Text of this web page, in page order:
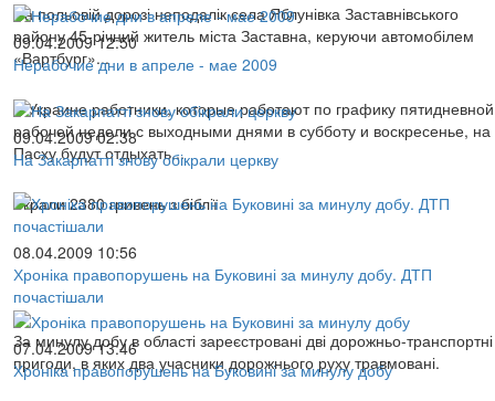
На польовій дорозі неподалік села Яблунівка Заставнівського
району 45-річний житель міста Заставна, керуючи автомобілем
«Вартбург»...
09.04.2009 12:50
Нерабочие дни в апреле - мае 2009
В Украине работники, которые работают по графику пятидневной
рабочей недели с выходными днями в субботу и воскресенье, на
Пасху будут отдыхать...
09.04.2009 02:38
На Закарпатті знову обікрали церкву
Вкрали 2380 гривень з біблії
08.04.2009 10:56
Хроніка правопорушень на Буковині за минулу добу. ДТП
почастішали
За минулу добу в області зареєстровані дві дорожньо-транспортні
пригоди, в яких два учасники дорожнього руху травмовані.
07.04.2009 13:46
Хроніка правопорушень на Буковині за минулу добу